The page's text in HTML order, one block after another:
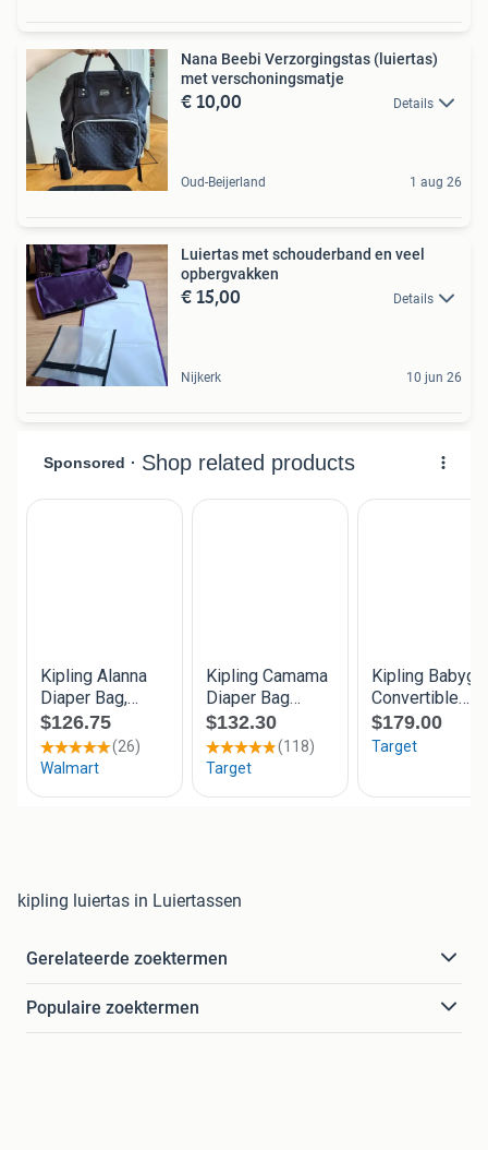
Nana Beebi Verzorgingstas (luiertas)
met verschoningsmatje
€ 10,00 Details
Oud-Beijerland 1 aug 26
Luiertas met schouderband en veel
opbergvakken
€ 15,00 Details
Nijkerk 10 jun 26
kipling luiertas in Luiertassen
Gerelateerde zoektermen
Populaire zoektermen